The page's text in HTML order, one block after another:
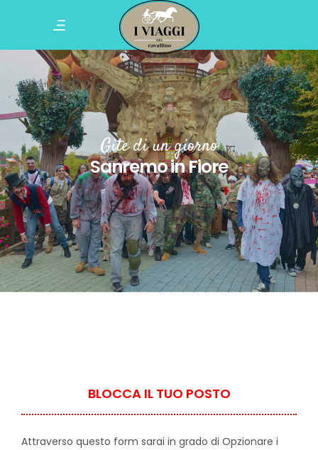
Gite di un giorno
Sanremo in Fiore
BLOCCA IL TUO POSTO
Attraverso questo form sarai in grado di Opzionare i